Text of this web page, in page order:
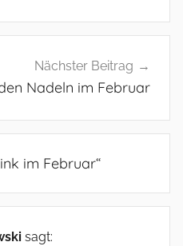
Nächster Beitrag
Nadeln im Februar
im Februar“
sagt: